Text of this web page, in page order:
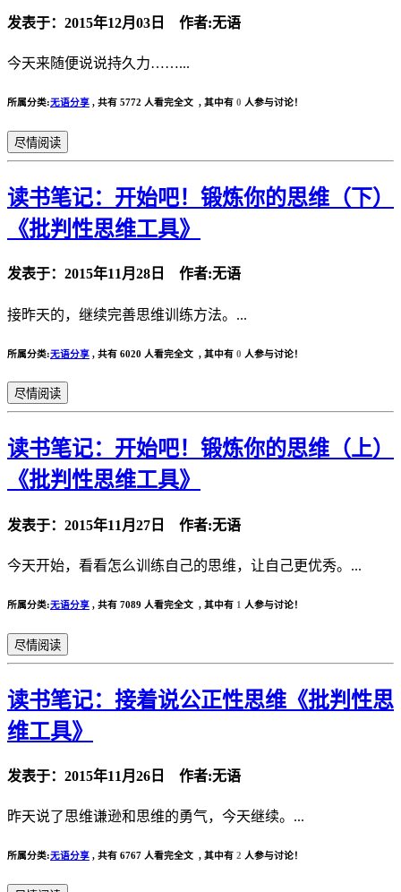
发表于：2015年12月03日 作者:无语
今天来随便说说持久力……...
所属分类:无语分享 , 共有 5772 人看完全文 , 其中有 0 人参与讨论！
尽情阅读
读书笔记：开始吧！锻炼你的思维（下）
《批判性思维工具》
发表于：2015年11月28日 作者:无语
接昨天的，继续完善思维训练方法。...
所属分类:无语分享 , 共有 6020 人看完全文 , 其中有 0 人参与讨论！
尽情阅读
读书笔记：开始吧！锻炼你的思维（上）
《批判性思维工具》
发表于：2015年11月27日 作者:无语
今天开始，看看怎么训练自己的思维，让自己更优秀。...
所属分类:无语分享 , 共有 7089 人看完全文 , 其中有 1 人参与讨论！
尽情阅读
读书笔记：接着说公正性思维《批判性思
维工具》
发表于：2015年11月26日 作者:无语
昨天说了思维谦逊和思维的勇气，今天继续。...
所属分类:无语分享 , 共有 6767 人看完全文 , 其中有 2 人参与讨论！